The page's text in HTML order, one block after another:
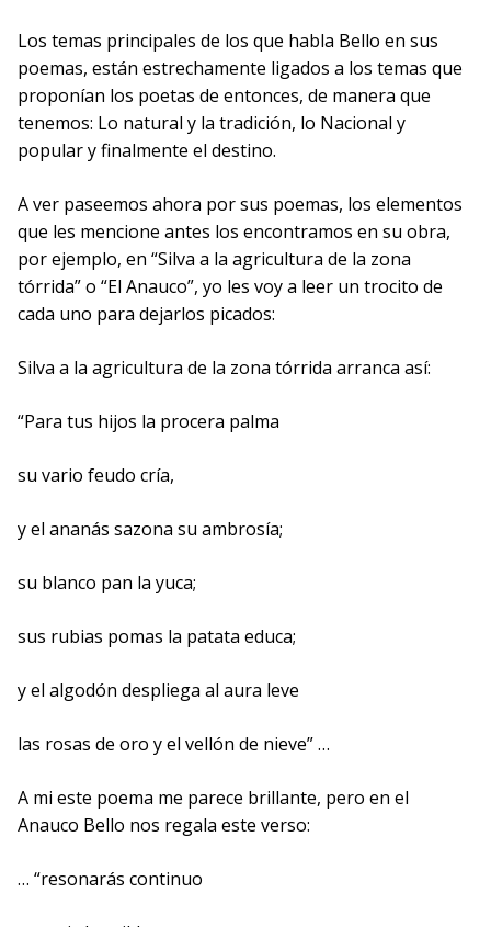
Los temas principales de los que habla Bello en sus
poemas, están estrechamente ligados a los temas que
proponían los poetas de entonces, de manera que
tenemos: Lo natural y la tradición, lo Nacional y
popular y finalmente el destino.
A ver paseemos ahora por sus poemas, los elementos
que les mencione antes los encontramos en su obra,
por ejemplo, en “Silva a la agricultura de la zona
tórrida” o “El Anauco”, yo les voy a leer un trocito de
cada uno para dejarlos picados:
Silva a la agricultura de la zona tórrida arranca así:
“Para tus hijos la procera palma
su vario feudo cría,
y el ananás sazona su ambrosía;
su blanco pan la yuca;
sus rubias pomas la patata educa;
y el algodón despliega al aura leve
las rosas de oro y el vellón de nieve” …
A mi este poema me parece brillante, pero en el
Anauco Bello nos regala este verso:
… “resonarás continuo